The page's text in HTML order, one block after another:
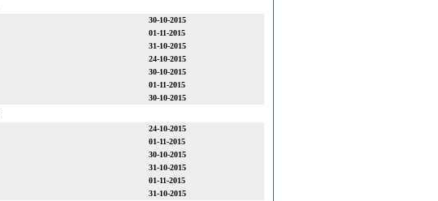
30-10-2015
01-11-2015
31-10-2015
24-10-2015
30-10-2015
01-11-2015
30-10-2015
24-10-2015
01-11-2015
30-10-2015
31-10-2015
01-11-2015
31-10-2015